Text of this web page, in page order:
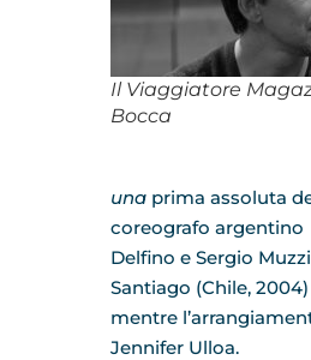
Il Viaggiatore
Bocca
una prima assoluta
coreografo argentino
Delfino e Sergio
Santiago (Chile,
mentre
Jennifer Ulloa.